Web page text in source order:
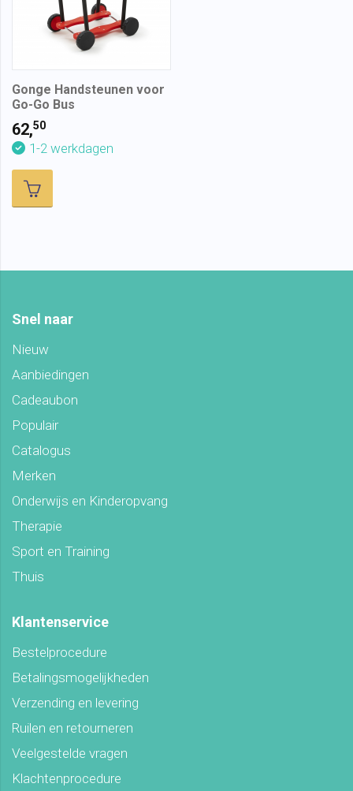
Gonge Handsteunen voor
Go-Go Bus
62,50
1-2 werkdagen
Snel naar
Nieuw
Aanbiedingen
Cadeaubon
Populair
Catalogus
Merken
Onderwijs en Kinderopvang
Therapie
Sport en Training
Thuis
Klantenservice
Bestelprocedure
Betalingsmogelijkheden
Verzending en levering
Ruilen en retourneren
Veelgestelde vragen
Klachtenprocedure